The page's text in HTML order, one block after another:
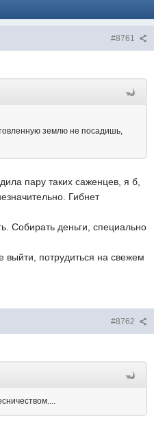
#8761
землю не посадишь,
пару таких саженцев, я б,
Гибнет
Собирать деньги, специально
потрудиться на свежем
#8762